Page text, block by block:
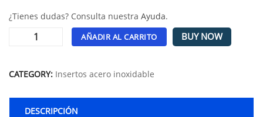
¿Tienes dudas? Consulta nuestra Ayuda.
AÑADIR AL CARRITO BUY NOW
CATEGORY: Insertos acero inoxidable
DESCRIPCIÓN